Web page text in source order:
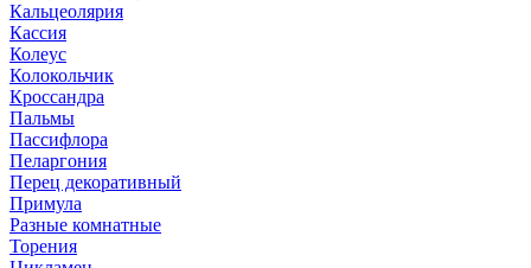
Кальцеолярия
Кассия
Колеус
Колокольчик
Кроссандра
Пальмы
Пассифлора
Пеларгония
Перец декоративный
Примула
Разные комнатные
Торения